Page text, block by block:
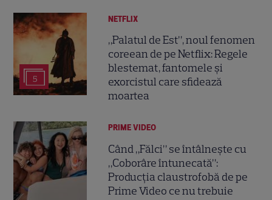
5
NETFLIX
„Palatul de Est”, noul fenomen
coreean de pe Netflix: Regele
blestemat, fantomele și
exorcistul care sfidează
moartea
PRIME VIDEO
Când „Fălci” se întâlnește cu
„Coborâre întunecată”:
Producția claustrofobă de pe
Prime Video ce nu trebuie